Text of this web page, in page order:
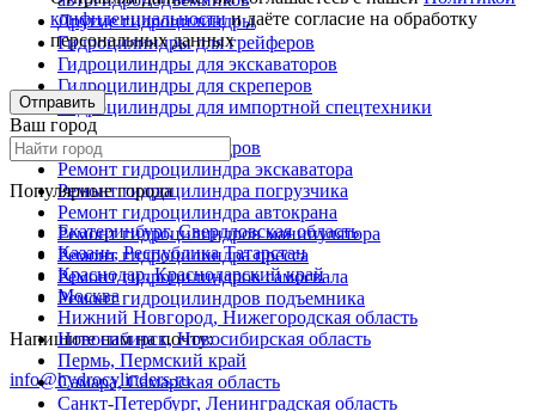
Другие гидроцилиндры
Гидроцилиндры для грейферов
Гидроцилиндры для экскаваторов
Гидроцилиндры для скреперов
Гидроцилиндры для импортной спецтехники
Ремонт гидроцилиндров
Ремонт гидроцилиндра экскаватора
Ремонт гидроцилиндра погрузчика
Ремонт гидроцилиндра автокрана
Ремонт гидроцилиндров манипулятора
Ремонт гидроцилиндра пресса
Ремонт гидроцилиндров самосвала
Ремонт гидроцилиндров подъемника
Напишите нам на почту:
info@hydrocylinders.ru
конфиденциальностии даёте согласие на обработку
персональных данных
Отправить
Ваш город
Популярные города
Екатеринбург, Свердловская область
Казань, Республика Татарстан
Краснодар, Краснодарский край
Москва
Нижний Новгород, Нижегородская область
Новосибирск, Новосибирская область
Пермь, Пермский край
Самара, Самарская область
Санкт-Петербург, Ленинградская область